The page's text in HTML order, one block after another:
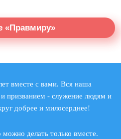
«Правмиру»
вместе с вами. Вся наша
призванием - служение людям и
добрее и милосерднее!
делать только вместе.